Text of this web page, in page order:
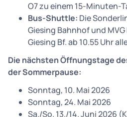
O7 zu einem 15-Minuten-
Bus-Shuttle: Die
Giesing Bahnhof und
Giesing Bf. ab 10.55 Uhr
Die nächsten Öffnungstage
der Sommerpause:
Sonntag, 10. Mai 2026
Sonntag, 24. Mai 2026
Sa./So. 13./14. Juni 2026